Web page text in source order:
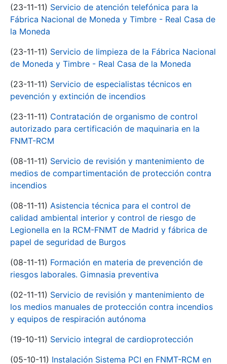
(23-11-11) Servicio de atención telefónica para la
Fábrica Nacional de Moneda y Timbre - Real Casa de
la Moneda
(23-11-11) Servicio de limpieza de la Fábrica Nacional
de Moneda y Timbre - Real Casa de la Moneda
(23-11-11) Servicio de especialistas técnicos en
pevención y extinción de incendios
(23-11-11) Contratación de organismo de control
autorizado para certificación de maquinaria en la
FNMT-RCM
(08-11-11) Servicio de revisión y mantenimiento de
medios de compartimentación de protección contra
incendios
(08-11-11) Asistencia técnica para el control de
calidad ambiental interior y control de riesgo de
Legionella en la RCM-FNMT de Madrid y fábrica de
papel de seguridad de Burgos
(08-11-11) Formación en materia de prevención de
riesgos laborales. Gimnasia preventiva
(02-11-11) Servicio de revisión y mantenimiento de
los medios manuales de protección contra incendios
y equipos de respiración autónoma
(19-10-11) Servicio integral de cardioprotección
(05-10-11) Instalación Sistema PCI en FNMT-RCM en